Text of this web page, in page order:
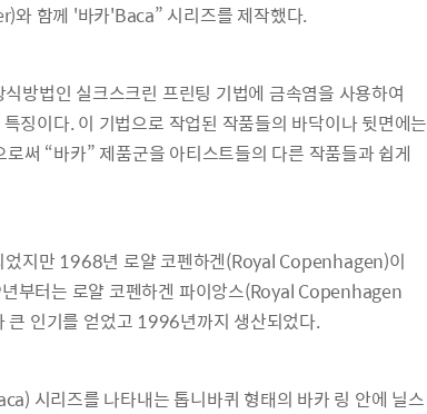
함께 '바카'Baca” 시리즈를 제작했다.
방법인 실크스크린 프린팅 기법에 금속염을 사용하여
징이다. 이 기법으로 작업된 작품들의 바닥이나 뒷면에는
써 “바카” 제품군을 아티스트들의 다른 작품들과 쉽게
지만 1968년 로얄 코펜하겐(Royal Copenhagen)이
부터는 로얄 코펜하겐 파이앙스(Royal Copenhagen
인기를 얻었고 1996년까지 생산되었다.
시리즈를 나타내는 톱니바퀴 형태의 바카 링 안에 닐스